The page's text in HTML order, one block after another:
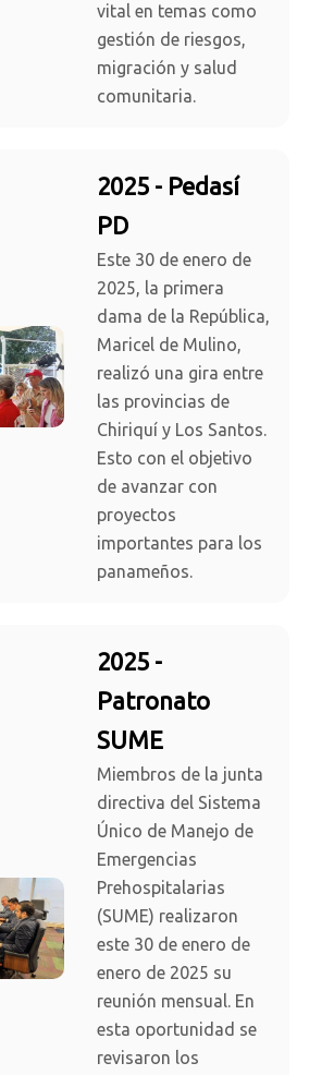
vital en temas como
gestión de riesgos,
migración y salud
comunitaria.
2025 - Pedasí
PD
Este 30 de enero de
2025, la primera
dama de la República,
Maricel de Mulino,
realizó una gira entre
las provincias de
Chiriquí y Los Santos.
Esto con el objetivo
de avanzar con
proyectos
importantes para los
panameños.
2025 -
Patronato
SUME
Miembros de la junta
directiva del Sistema
Único de Manejo de
Emergencias
Prehospitalarias
(SUME) realizaron
este 30 de enero de
enero de 2025 su
reunión mensual. En
esta oportunidad se
revisaron los